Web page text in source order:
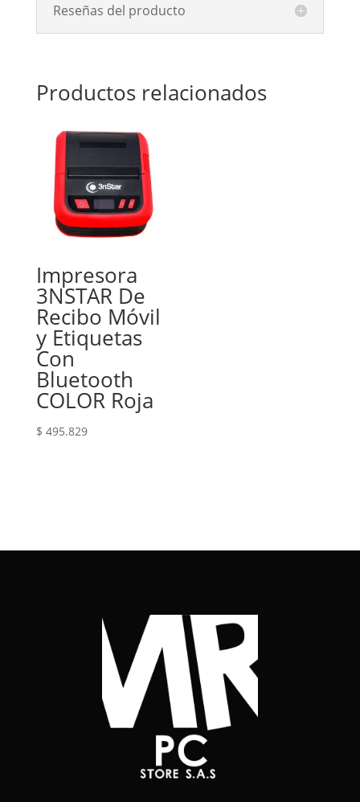
Reseñas del producto
Productos relacionados
Impresora
3NSTAR De
Recibo Móvil
y Etiquetas
Con
Bluetooth
COLOR Roja
$ 495.829